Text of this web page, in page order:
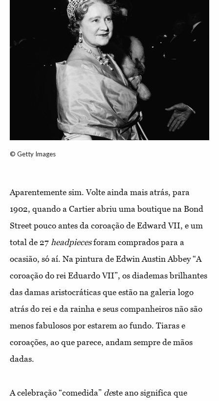
© Getty Images
Aparentemente sim. Volte ainda mais atrás, para
1902, quando a Cartier abriu uma boutique na Bond
Street pouco antes da coroação de Edward VII, e um
total de 27 headpiecesforam comprados para a
ocasião, só aí. Na pintura de Edwin Austin Abbey “A
coroação do rei Eduardo VII”, os diademas brilhantes
das damas aristocráticas que estão na galeria logo
atrás do rei e da rainha e seus companheiros não são
menos fabulosos por estarem ao fundo. Tiaras e
coroações, ao que parece, andam sempre de mãos
dadas.
A celebração “comedida” deste ano significa que